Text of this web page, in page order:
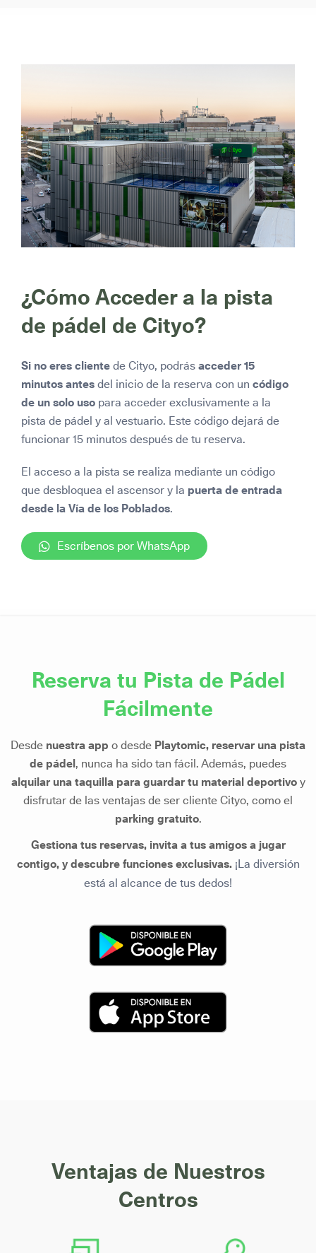
¿Cómo Acceder a la pista
de pádel de Cityo?
Si no eres cliente de Cityo, podrás acceder 15
minutos antes del inicio de la reserva con un código
de un solo uso para acceder exclusivamente a la
pista de pádel y al vestuario. Este código dejará de
funcionar 15 minutos después de tu reserva.
El acceso a la pista se realiza mediante un código
que desbloquea el ascensor y la puerta de entrada
desde la Vía de los Poblados.
Escríbenos por WhatsApp
Reserva tu Pista de Pádel
Fácilmente
Desde nuestra app o desde Playtomic, reservar una pista
de pádel , nunca ha sido tan fácil. Además, puedes
alquilar una taquilla para guardar tu material deportivoy
disfrutar de las ventajas de ser cliente Cityo, como el
parking gratuito.
Gestiona tus reservas, invita a tus amigos a jugar
contigo, y descubre funciones exclusivas.¡La diversión
está al alcance de tus dedos!
Ventajas de Nuestros
Centros